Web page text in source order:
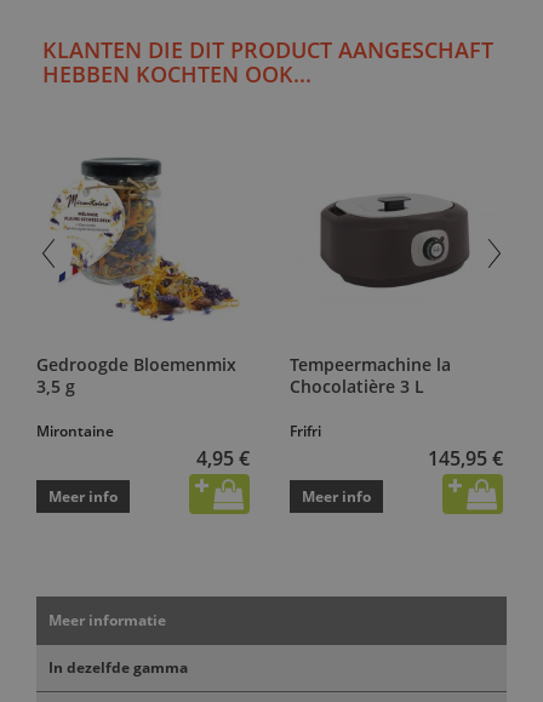
KLANTEN DIE DIT PRODUCT AANGESCHAFT
HEBBEN KOCHTEN OOK...
Gedroogde Bloemenmix
3,5 g
Mirontaine
4,95 €
Meer info
Tempeermachine la
Chocolatière 3 L
Frifri
145,95 €
Meer info
Meer informatie
In dezelfde gamma